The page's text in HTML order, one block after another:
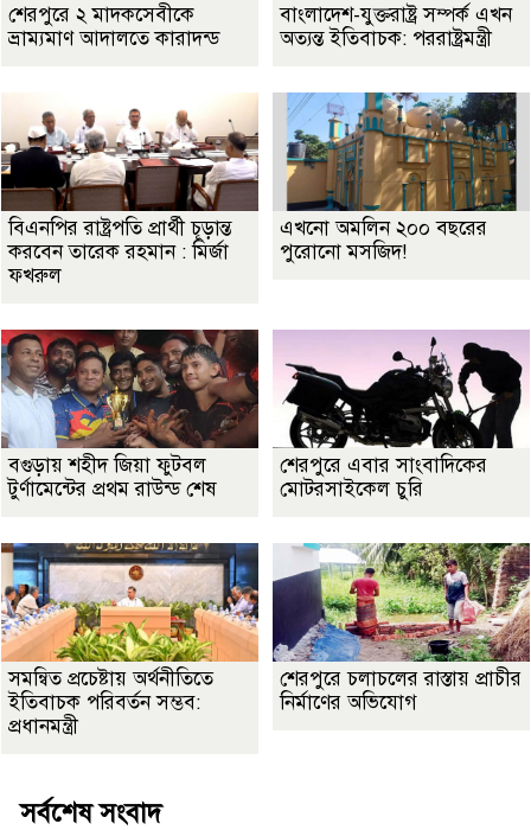
শেরপুরে ২ মাদকসেবীকে
ভ্রাম্যমাণ আদালতে কারাদন্ড
বাংলাদেশ-যুক্তরাষ্ট্র সম্পর্ক এখন
অত্যন্ত ইতিবাচক: পররাষ্ট্রমন্ত্রী
বিএনপির রাষ্ট্রপতি প্রার্থী চূড়ান্ত
করবেন তারেক রহমান : মির্জা
ফখরুল
এখনো অমলিন ২০০ বছরের
পুরোনো মসজিদ!
বগুড়ায় শহীদ জিয়া ফুটবল
টুর্ণামেন্টের প্রথম রাউন্ড শেষ
শেরপুরে এবার সাংবাদিকের
মোটরসাইকেল চুরি
সমন্বিত প্রচেষ্টায় অর্থনীতিতে
ইতিবাচক পরিবর্তন সম্ভব:
প্রধানমন্ত্রী
শেরপুরে চলাচলের রাস্তায় প্রাচীর
নির্মাণের অভিযোগ
সর্বশেষ সংবাদ